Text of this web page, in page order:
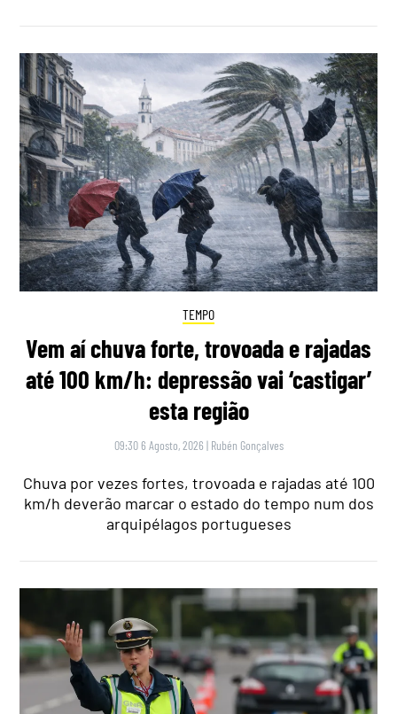
TEMPO
Vem aí chuva forte, trovoada e rajadas
até 100 km/h: depressão vai ‘castigar’
esta região
09:30 6 Agosto, 2026 | Rubén Gonçalves
Chuva por vezes fortes, trovoada e rajadas até 100
km/h deverão marcar o estado do tempo num dos
arquipélagos portugueses